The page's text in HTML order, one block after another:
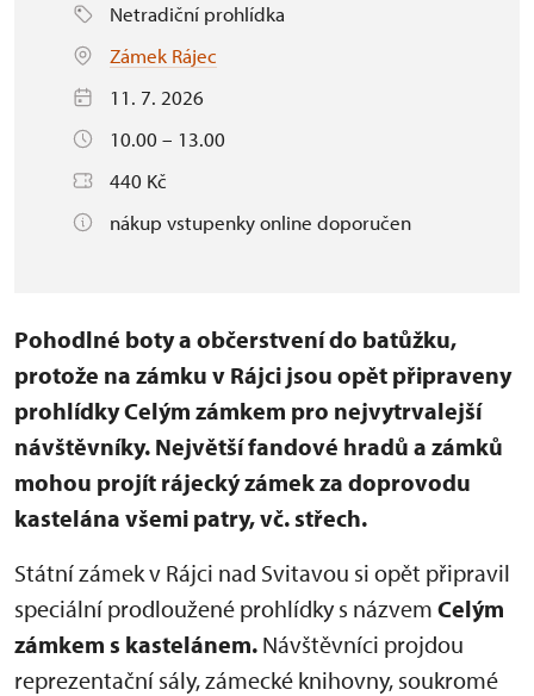
Netradiční prohlídka
Zámek Rájec
11. 7. 2026
10.00 – 13.00
440 Kč
nákup vstupenky online doporučen
Pohodlné boty a občerstvení do batůžku,
protože na zámku v Rájci jsou opět připraveny
prohlídky Celým zámkem pro nejvytrvalejší
návštěvníky. Největší fandové hradů a zámků
mohou projít rájecký zámek za doprovodu
kastelána všemi patry, vč. střech.
Státní zámek v Rájci nad Svitavou si opět připravil
speciální prodloužené prohlídky s názvem Celým
zámkem s kastelánem. Návštěvníci projdou
reprezentační sály, zámecké knihovny, soukromé